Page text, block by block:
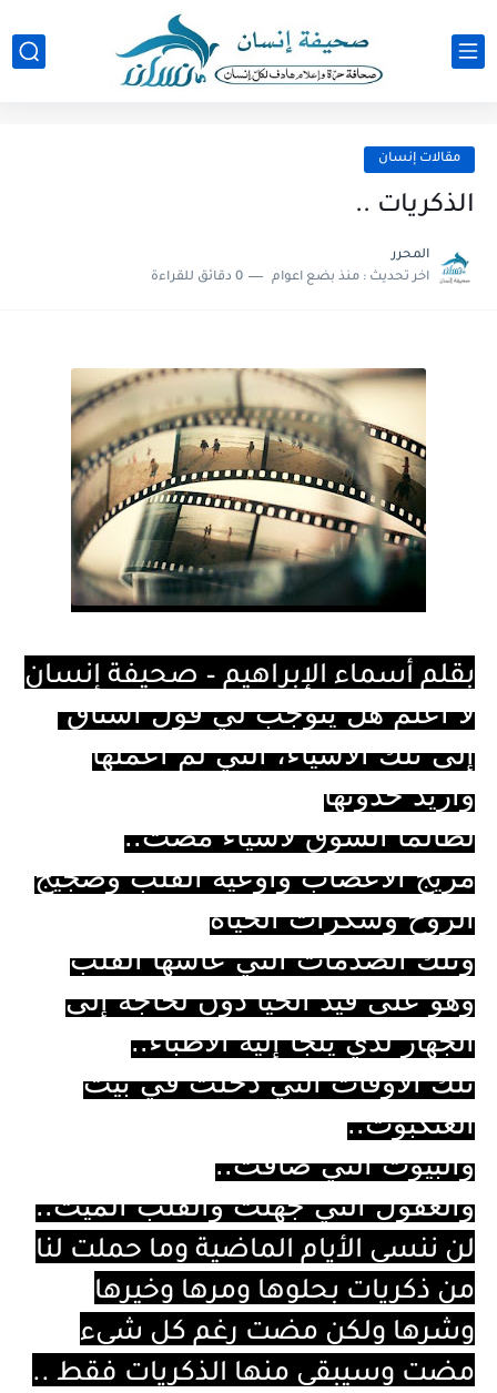
مقالات إنسان
الذكريات ..
المحرر
اخر تحديث : منذ بضع اعوام 0 دقائق للقراءة
بقلم أسماء الإبراهيم – صحيفة إنسان
لا أعلم هل يتوجب لي قول اشتاق
إلى تلك الأشياء، التي لم أعملها
وأريد حدوثها
لطالما الشوق لأشياء مضت..
مزيج الأعصاب وأوعية القلب وضجيج
الروح وسكرات الحياة
وتلك الصدمات التي عاشها القلب
وهو على قيد الحيا دون لحاجة إلى
الجهاز لذي يلجأ إليه الأطباء..
تلك الأوقات التي دخلت في بيت
العنكبوت..
والبيوت التي ضاقت..
والعقول التي جهلت والقلب الميت..
لن ننسى الأيام الماضية وما حملت لنا
من ذكريات بحلوها ومرها وخيرها
وشرها ولكن مضت رغم كل شيء
مضت وسيبقى منها الذكريات فقط ..